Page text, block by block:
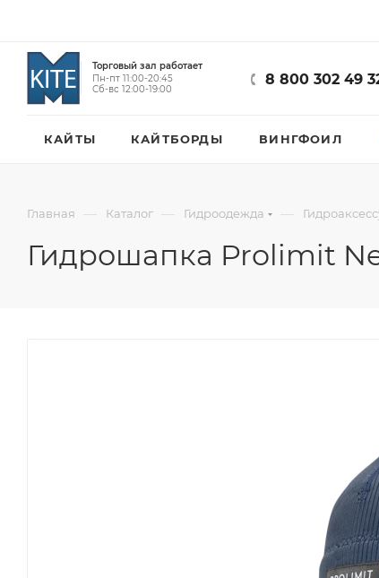
Торговый зал работает
Пн-пт 11:00-20:45
Сб-вс 12:00-19:00
8 800 302 49
КАЙТЫ КАЙТБОРДЫ ВИНГФОИЛ
Главная — Каталог — Гидроодежда —
Гидрошапка Prolimit